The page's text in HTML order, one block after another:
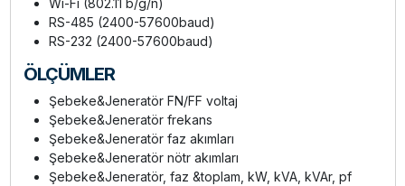
RS-485 (2400-57600baud)
RS-232 (2400-57600baud)
ÖLÇÜMLER
Şebeke&Jeneratör FN/FF voltaj
Şebeke&Jeneratör frekans
Şebeke&Jeneratör faz akımları
Şebeke&Jeneratör nötr akımları
Şebeke&Jeneratör, faz &toplam, kW, kVA, kVAr, pf